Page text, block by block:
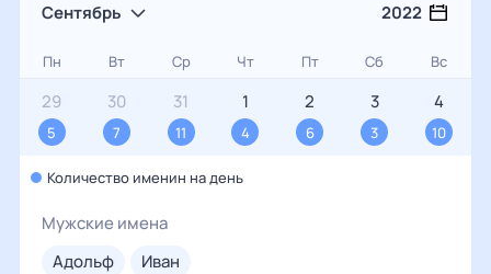
Сентябрь 2022
Пн Вт Ср Чт Пт Сб Вс
29
5
30
7
31
11
1
4
2
6
3
3
4
10
Количество именин на день
Мужские имена
адольф
иван